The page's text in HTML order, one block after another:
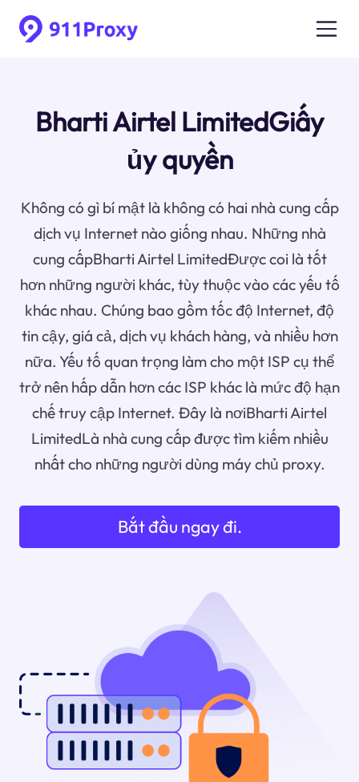
Bharti Airtel LimitedGiấy
ủy quyền
Không có gì bí mật là không có hai nhà cung cấp
dịch vụ Internet nào giống nhau. Những nhà
cung cấpBharti Airtel LimitedĐược coi là tốt
hơn những người khác, tùy thuộc vào các yếu tố
khác nhau. Chúng bao gồm tốc độ Internet, độ
tin cậy, giá cả, dịch vụ khách hàng, và nhiều hơn
nữa. Yếu tố quan trọng làm cho một ISP cụ thể
trở nên hấp dẫn hơn các ISP khác là mức độ hạn
chế truy cập Internet. Đây là nơiBharti Airtel
LimitedLà nhà cung cấp được tìm kiếm nhiều
nhất cho những người dùng máy chủ proxy.
Bắt đầu ngay đi.